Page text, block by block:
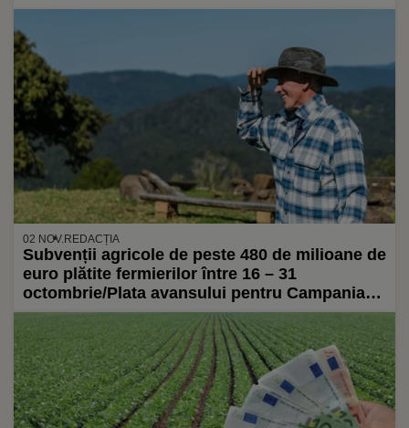
02 NOV. REDACȚIA
Subvenții agricole de peste 480 de milioane de
euro plătite fermierilor între 16 – 31
octombrie/Plata avansului pentru Campania
2024 este în desfășurare/Pentru Campania
2023, APIA a achitat fermierilor peste 3,3
miliarde de euro, în cea mai mare parte
fonduri europene